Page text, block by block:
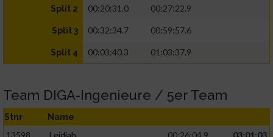
Split 2 00:20:31.0 00:27:22.9
Split 3 00:32:34.7 00:59:57.6
Split 4 00:03:40.3 01:03:37.9
Team DIGA-Ingenieure / 5er Team
Stnr Name